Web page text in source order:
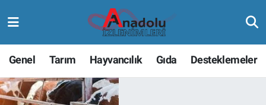
Genel Tarım Hayvancılık Gıda Desteklemeler